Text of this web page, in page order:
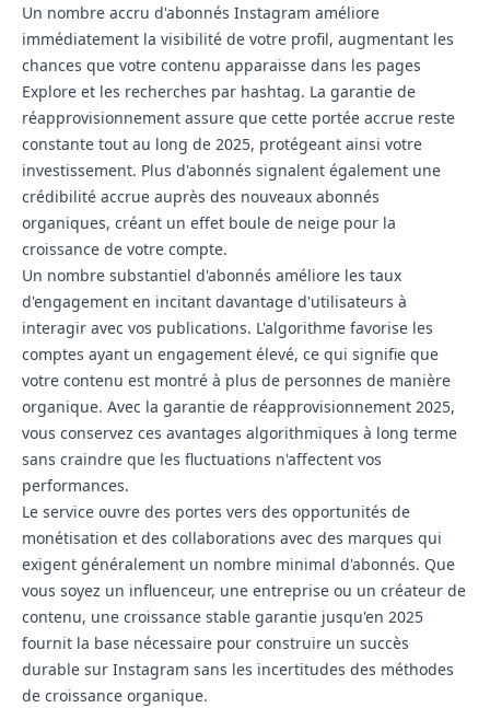
Un nombre accru d'abonnés Instagram améliore
immédiatement la visibilité de votre profil, augmentant les
chances que votre contenu apparaisse dans les pages
Explore et les recherches par hashtag. La garantie de
réapprovisionnement assure que cette portée accrue reste
constante tout au long de 2025, protégeant ainsi votre
investissement. Plus d'abonnés signalent également une
crédibilité accrue auprès des nouveaux abonnés
organiques, créant un effet boule de neige pour la
croissance de votre compte.
Un nombre substantiel d'abonnés améliore les taux
d'engagement en incitant davantage d'utilisateurs à
interagir avec vos publications. L'algorithme favorise les
comptes ayant un engagement élevé, ce qui signifie que
votre contenu est montré à plus de personnes de manière
organique. Avec la garantie de réapprovisionnement 2025,
vous conservez ces avantages algorithmiques à long terme
sans craindre que les fluctuations n'affectent vos
performances.
Le service ouvre des portes vers des opportunités de
monétisation et des collaborations avec des marques qui
exigent généralement un nombre minimal d'abonnés. Que
vous soyez un influenceur, une entreprise ou un créateur de
contenu, une croissance stable garantie jusqu'en 2025
fournit la base nécessaire pour construire un succès
durable sur Instagram sans les incertitudes des méthodes
de croissance organique.